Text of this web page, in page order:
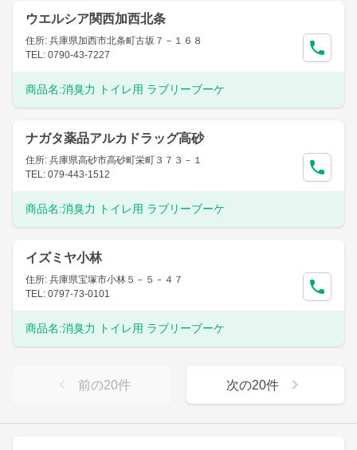
ウエルシア関西加西北条
住所: 兵庫県加西市北条町古坂７－１６８
TEL: 0790-43-7227
商品名:消臭力 トイレ用 ラブリーブーケ
ナガタ薬品アルカドラッグ高砂
住所: 兵庫県高砂市高砂町栄町３７３－１
TEL: 079-443-1512
商品名:消臭力 トイレ用 ラブリーブーケ
イズミヤ小林
住所: 兵庫県宝塚市小林５－５－４７
TEL: 0797-73-0101
商品名:消臭力 トイレ用 ラブリーブーケ
前の20件 次の20件